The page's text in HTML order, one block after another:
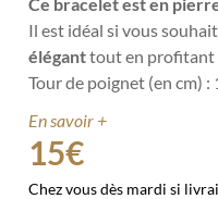
Il est idéal si vous
éléganttout en profitant
Tour de poignet (en cm) :
En savoir +
15€
Chez vous dès mardi si